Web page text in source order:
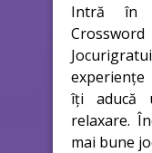
Intră în
îți aducă
relaxare.
mai bune